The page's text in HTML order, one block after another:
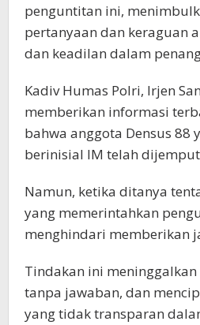
penguntitan ini,
pertanyaan dan keraguan
dan keadilan dalam
Kadiv Humas Polri, Irjen
memberikan informasi
bahwa anggota Densus 88
berinisial IM telah
Namun, ketika ditanya
yang memerintahkan
menghindari memberikan
Tindakan ini
tanpa jawaban, dan
yang tidak transparan